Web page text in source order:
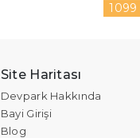
1099
Site Haritası
Devpark Hakkında
Bayi Girişi
Blog